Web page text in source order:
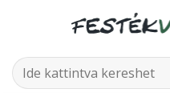
Keresés
a